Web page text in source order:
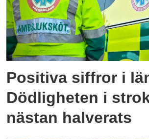
Positiva siffror i
Dödligheten i
nästan halverats